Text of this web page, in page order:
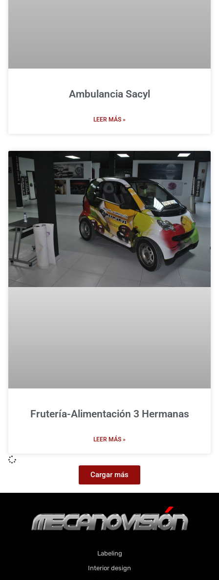
Ambulancia Sacyl
LEER MÁS »
Frutería-Alimentación 3 Hermanas
LEER MÁS »
Cargar más
Labeling
Interior design